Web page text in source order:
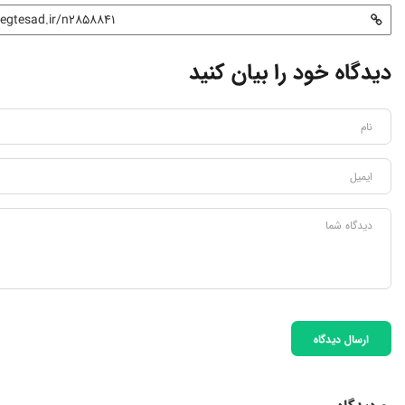
دیدگاه خود را بیان کنید
ارسال دیدگاه